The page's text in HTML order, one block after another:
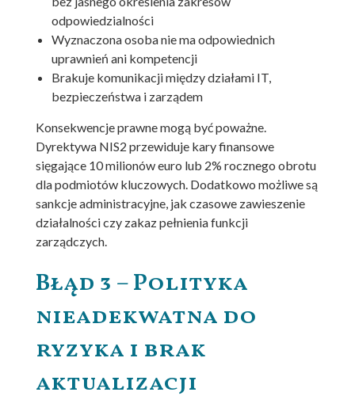
odpowiedzialności
Wyznaczona osoba nie ma odpowiednich
uprawnień ani kompetencji
Brakuje komunikacji między działami IT,
bezpieczeństwa i zarządem
Konsekwencje prawne mogą być poważne.
Dyrektywa NIS2 przewiduje kary finansowe
sięgające 10 milionów euro lub 2% rocznego obrotu
dla podmiotów kluczowych. Dodatkowo możliwe są
sankcje administracyjne, jak czasowe zawieszenie
działalności czy zakaz pełnienia funkcji
zarządczych.
Błąd 3 – Polityka
nieadekwatna do
ryzyka i brak
aktualizacji